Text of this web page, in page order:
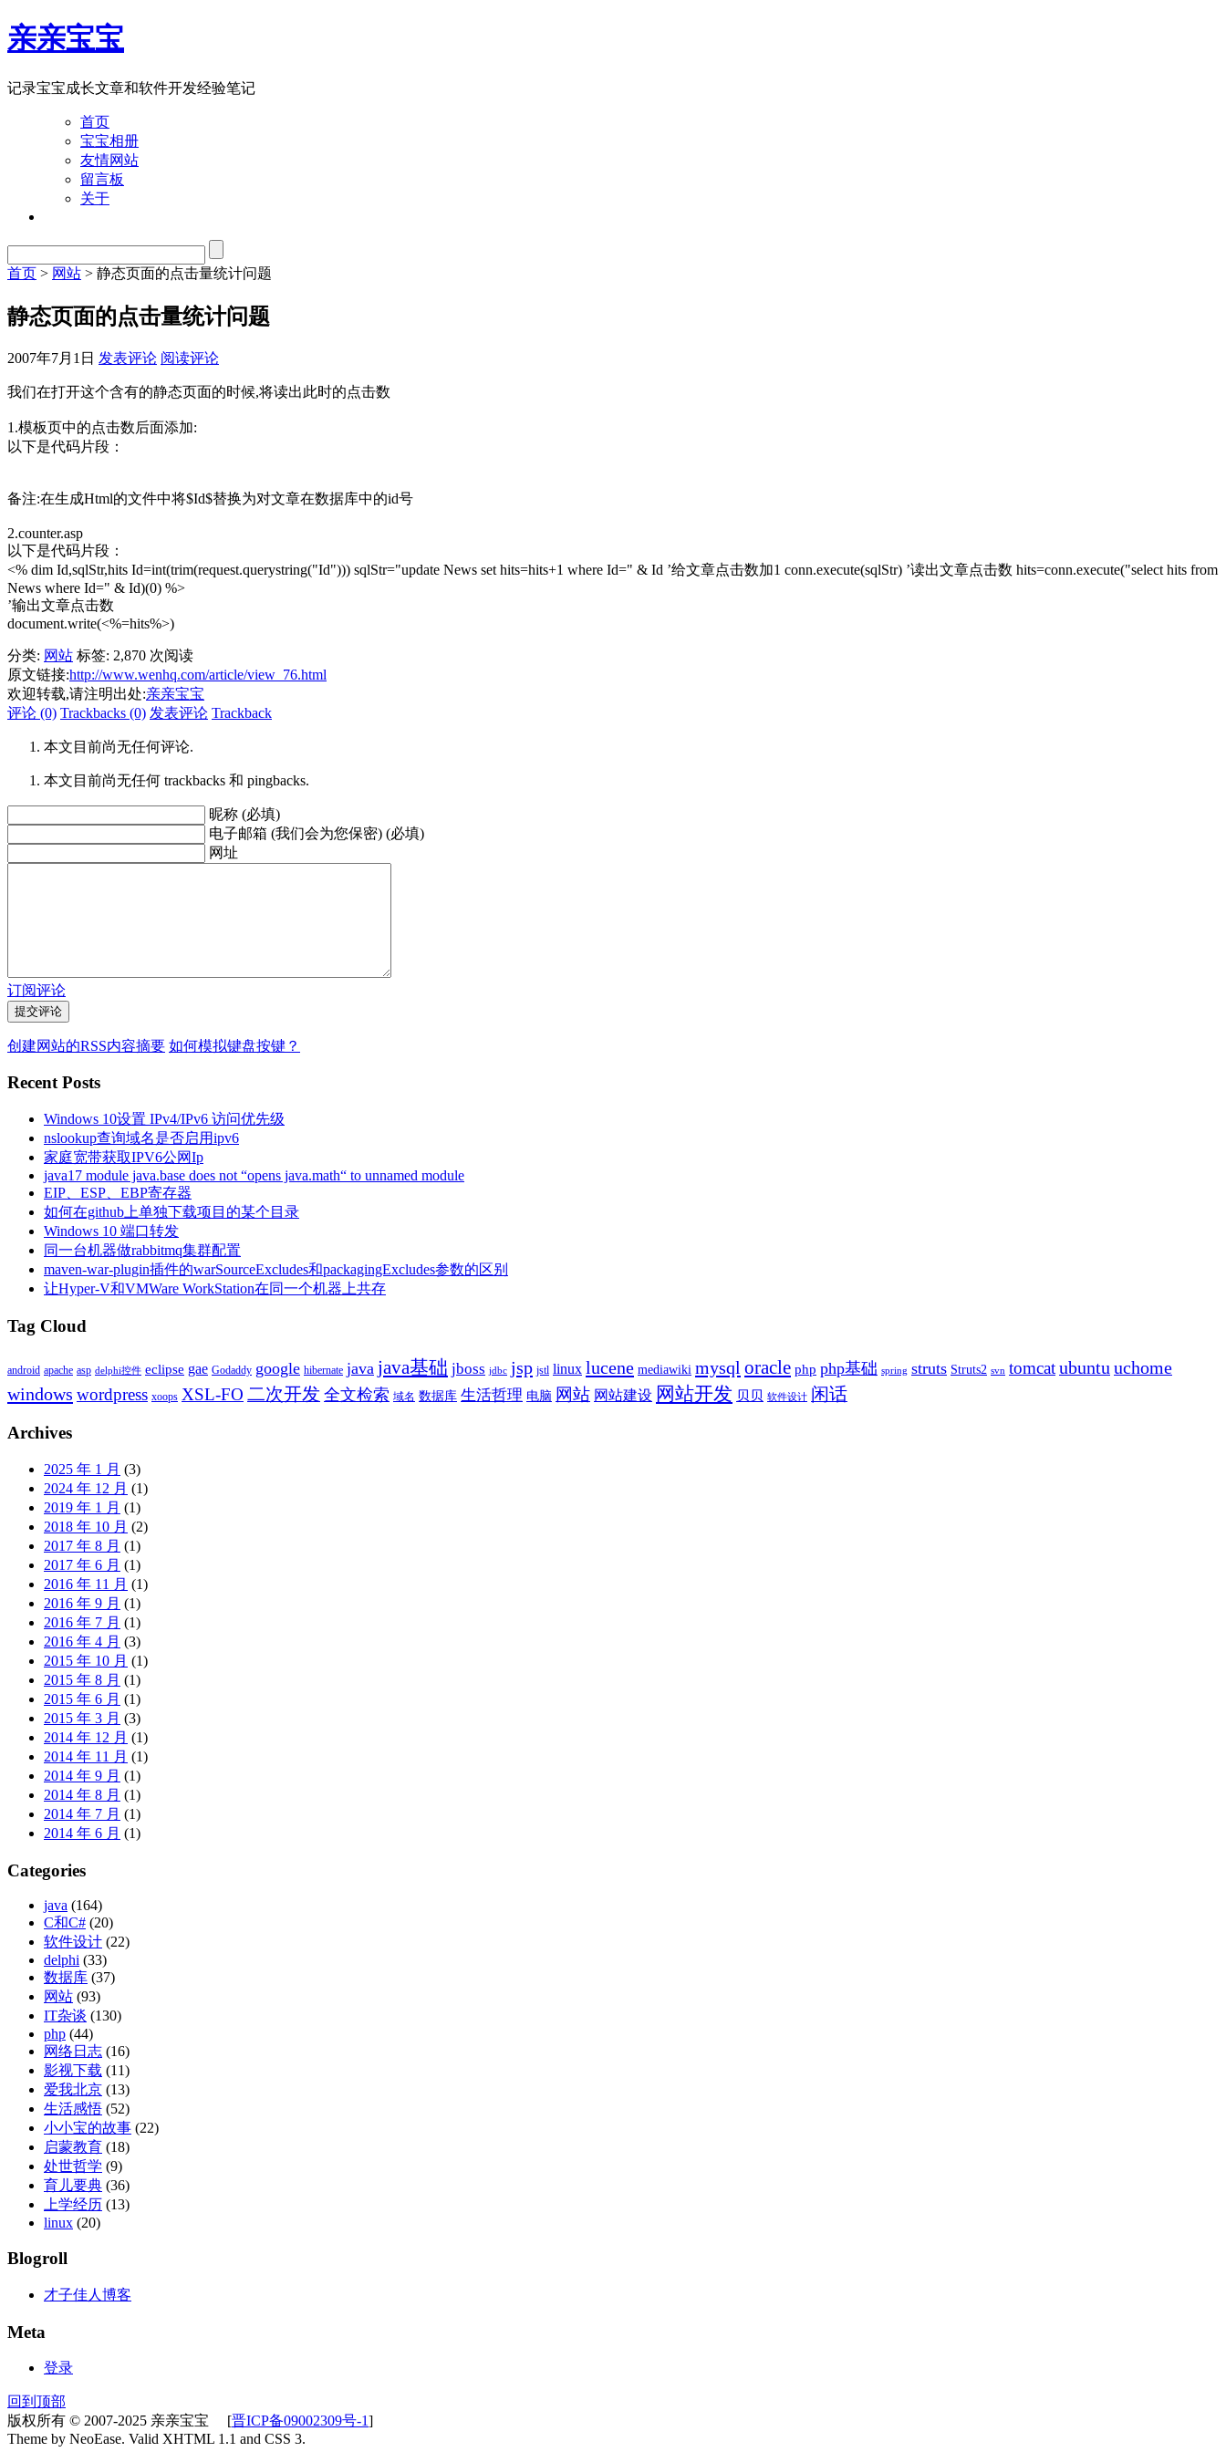
亲亲宝宝
记录宝宝成长文章和软件开发经验笔记
首页
宝宝相册
友情网站
留言板
关于
首页 > 网站 > 静态页面的点击量统计问题
静态页面的点击量统计问题
2007年7月1日 发表评论 阅读评论
我们在打开这个含有的静态页面的时候,将读出此时的点击数
1.模板页中的点击数后面添加:
以下是代码片段：
备注:在生成Html的文件中将$Id$替换为对文章在数据库中的id号
2.counter.asp
以下是代码片段：
<% dim Id,sqlStr,hits Id=int(trim(request.querystring("Id"))) sqlStr="update News set hits=hits+1 where Id=" & Id ’给文章点击数加1 conn.execute(sqlStr) ’读出文章点击数 hits=conn.execute("select hits from
News where Id=" & Id)(0) %>
’输出文章点击数
document.write(<%=hits%>)
分类: 网站 标签: 2,870 次阅读
原文链接:http://www.wenhq.com/article/view_76.html
欢迎转载,请注明出处:亲亲宝宝
评论 (0) Trackbacks (0) 发表评论 Trackback
本文目前尚无任何评论.
本文目前尚无任何 trackbacks 和 pingbacks.
昵称 (必填)
电子邮箱 (我们会为您保密) (必填)
网址
订阅评论
创建网站的RSS内容摘要 如何模拟键盘按键？
Recent Posts
Windows 10设置 IPv4/IPv6 访问优先级
nslookup查询域名是否启用ipv6
家庭宽带获取IPV6公网Ip
java17 module java.base does not “opens java.math“ to unnamed module
EIP、ESP、EBP寄存器
如何在github上单独下载项目的某个目录
Windows 10 端口转发
同一台机器做rabbitmq集群配置
maven-war-plugin插件的warSourceExcludes和packagingExcludes参数的区别
让Hyper-V和VMWare WorkStation在同一个机器上共存
Tag Cloud
android apache asp delphi控件 eclipse gae Godaddy google hibernate java java基础 jboss jdbc jsp jstl linux lucene mediawiki mysql oracle php php基础 spring struts Struts2 svn tomcatubuntu uchome
windows wordpress xoops XSL-FO 二次开发 全文检索 域名 数据库 生活哲理 电脑 网站 网站建设 网站开发 贝贝 软件设计 闲话
Archives
2025 年 1 月 (3)
2024 年 12 月 (1)
2019 年 1 月 (1)
2018 年 10 月 (2)
2017 年 8 月 (1)
2017 年 6 月 (1)
2016 年 11 月 (1)
2016 年 9 月 (1)
2016 年 7 月 (1)
2016 年 4 月 (3)
2015 年 10 月 (1)
2015 年 8 月 (1)
2015 年 6 月 (1)
2015 年 3 月 (3)
2014 年 12 月 (1)
2014 年 11 月 (1)
2014 年 9 月 (1)
2014 年 8 月 (1)
2014 年 7 月 (1)
2014 年 6 月 (1)
Categories
java (164)
C和C# (20)
软件设计 (22)
delphi (33)
数据库 (37)
网站 (93)
IT杂谈 (130)
php (44)
网络日志 (16)
影视下载 (11)
爱我北京 (13)
生活感悟 (52)
小小宝的故事 (22)
启蒙教育 (18)
处世哲学 (9)
育儿要典 (36)
上学经历 (13)
linux (20)
Blogroll
才子佳人博客
Meta
登录
回到顶部
版权所有 © 2007-2025 亲亲宝宝 [晋ICP备09002309号-1]
Theme by NeoEase. Valid XHTML 1.1 and CSS 3.